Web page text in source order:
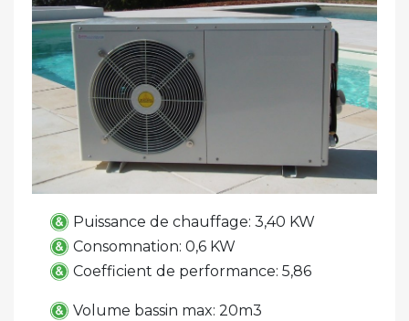
Puissance de chauffage: 3,40 KW
Consomnation: 0,6 KW
Coefficient de performance: 5,86
Volume bassin max: 20m3